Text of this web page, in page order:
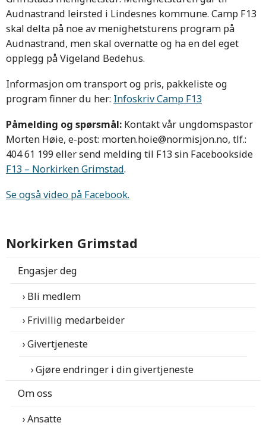
Audnastrand leirsted i Lindesnes kommune. Camp F13
skal delta på noe av menighetsturens program på
Audnastrand, men skal overnatte og ha en del eget
opplegg på Vigeland Bedehus.
Informasjon om transport og pris, pakkeliste og
program finner du her: Infoskriv Camp F13
Påmelding og spørsmål: Kontakt vår ungdomspastor
Morten Høie, e-post: morten.hoie@normisjon.no, tlf.:
404 61 199 eller send melding til F13 sin Facebookside
F13 – Norkirken Grimstad.
Se også video på Facebook.
Norkirken Grimstad
Engasjer deg
Bli medlem
Frivillig medarbeider
Givertjeneste
Gjøre endringer i din givertjeneste
Om oss
Ansatte